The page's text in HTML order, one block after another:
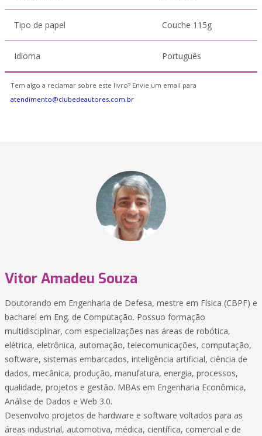
Tipo de papel Couche 115g
Idioma Português
Tem algo a reclamar sobre este livro? Envie um email para
atendimento@clubedeautores.com.br
Vitor Amadeu Souza
Doutorando em Engenharia de Defesa, mestre em Física (CBPF) e
bacharel em Eng. de Computação. Possuo formação
multidisciplinar, com especializações nas áreas de robótica,
elétrica, eletrônica, automação, telecomunicações, computação,
software, sistemas embarcados, inteligência artificial, ciência de
dados, mecânica, produção, manufatura, energia, processos,
qualidade, projetos e gestão. MBAs em Engenharia Econômica,
Análise de Dados e Web 3.0.
Desenvolvo projetos de hardware e software voltados para as
áreas industrial, automotiva, médica, científica, comercial e de